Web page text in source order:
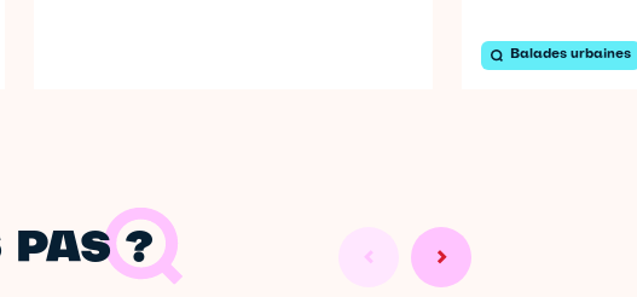
Balades urbaines
PAS ?